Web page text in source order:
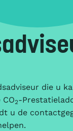
die u
2-
u de